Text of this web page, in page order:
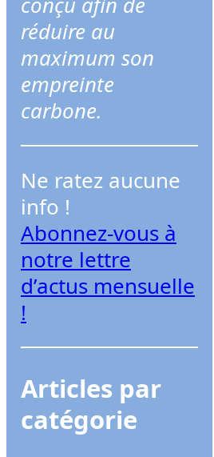
r
c
h
e
r
réduire au
maximum son
empreinte
carbone.
Ne ratez aucune
info !
Abonnez-vous à
notre lettre
d’actus mensuelle
!
Articles par
catégorie